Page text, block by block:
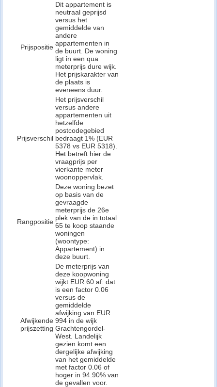
Prijspositie
Dit appartement is
neutraal geprijsd
versus het
gemiddelde van
andere
appartementen in
de buurt. De woning
ligt in een qua
meterprijs dure wijk.
Het prijskarakter van
de plaats is
eveneens duur.
Prijsverschil
Het prijsverschil
versus andere
appartementen uit
hetzelfde
postcodegebied
bedraagt 1% (EUR
5378 vs EUR 5318).
Het betreft hier de
vraagprijs per
vierkante meter
woonoppervlak.
Rangpositie
Deze woning bezet
op basis van de
gevraagde
meterprijs de 26e
plek van de in totaal
65 te koop staande
woningen
(woontype:
Appartement) in
deze buurt.
Afwijkende
prijszetting
De meterprijs van
deze koopwoning
wijkt EUR 60 af: dat
is een factor 0.06
versus de
gemiddelde
afwijking van EUR
994 in de wijk
Grachtengordel-
West. Landelijk
gezien komt een
dergelijke afwijking
van het gemiddelde
met factor 0.06 of
hoger in 94.90% van
de gevallen voor.